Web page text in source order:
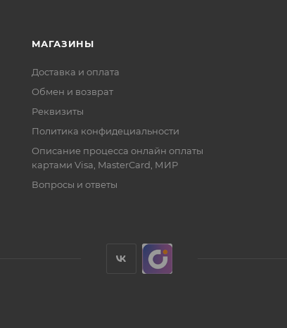
МАГАЗИНЫ
Доставка и оплата
Обмен и возврат
Реквизиты
Политика конфидециальности
Описание процесса онлайн оплаты
картами Visa, MasterCard, МИР
Вопросы и ответы